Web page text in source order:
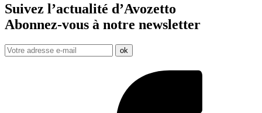
Suivez l’actualité d’Avozetto
Abonnez-vous à notre newsletter